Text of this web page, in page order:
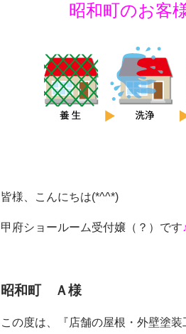
昭和町のお客様よ
皆様、こんにちは(*^^*)
甲府ショールーム受付嬢（？）です
昭和町 Ａ様
この度は、『店舗の屋根・外壁塗